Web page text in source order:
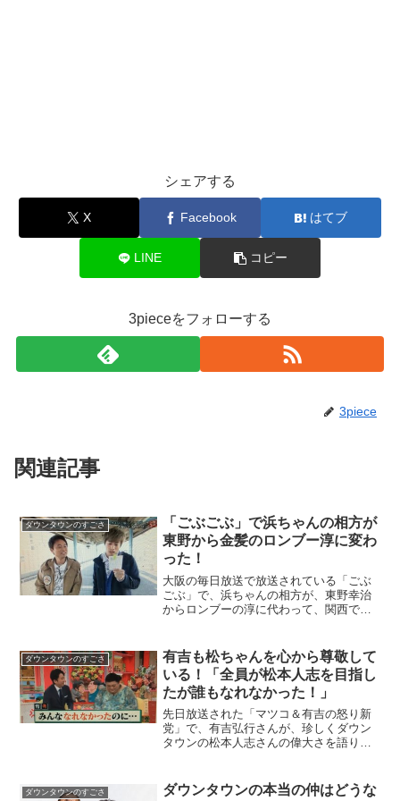
シェアする
X Facebook はてブ
LINE コピー
3pieceをフォローする
3piece
関連記事
ダウンタウンのすごさ
「ごぶごぶ」で浜ちゃんの相方が
東野から金髪のロンブー淳に変わ
った！
大阪の毎日放送で放送されている「ごぶ
ごぶ」で、浜ちゃんの相方が、東野幸治
からロンブーの淳に代わって、関西では
も多いと思いますが、実はそんなことな
いんですよ。番組内で「ひ...
ダウンタウンのすごさ
有吉も松ちゃんを心から尊敬して
いる！「全員が松本人志を目指し
たが誰もなれなかった！」
先日放送された「マツコ＆有吉の怒り新
党」で、有吉弘行さんが、珍しくダウン
タウンの松本人志さんの偉大さを語りま
いのですが、どうすればよいでしょう
ダウンタウンのすごさ
ダウンタウンの本当の仲はどうな